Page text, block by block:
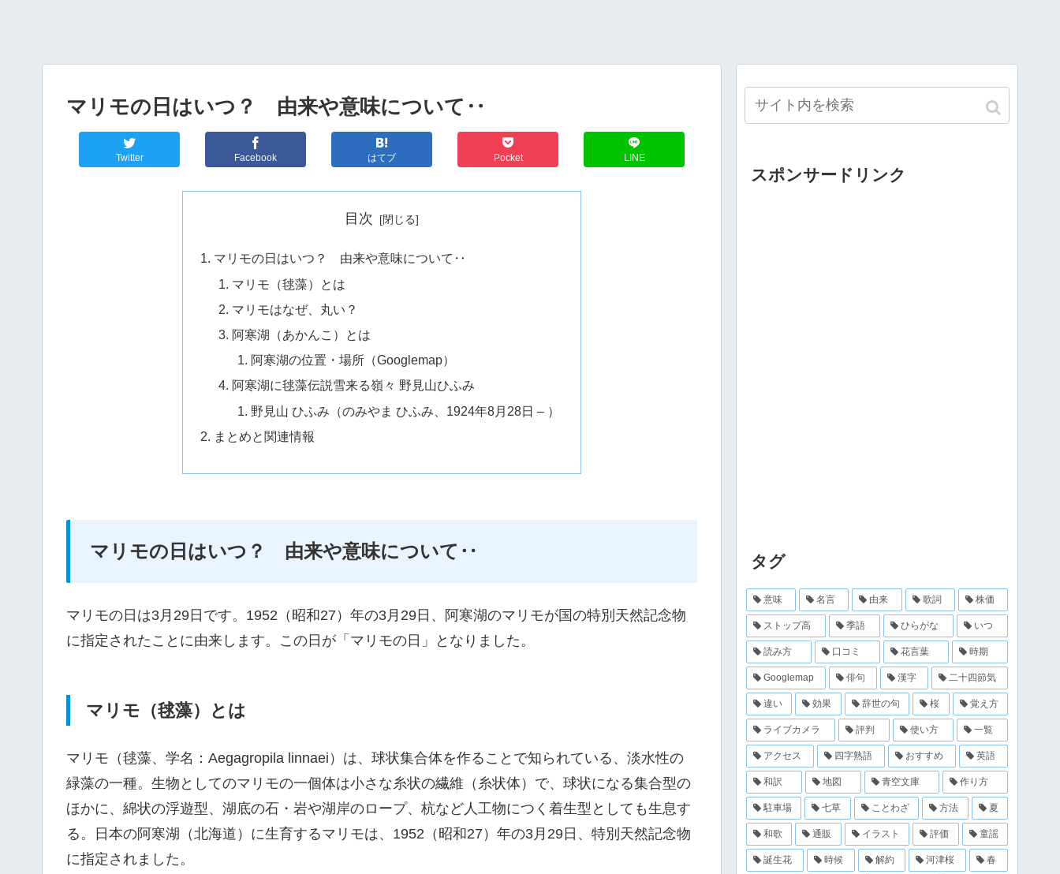
マリモの日はいつ？ 由来や意味について‥
Twitter Facebook はてブ Pocket LINE
目次
マリモの日はいつ？ 由来や意味について‥
マリモ（毬藻）とは
マリモはなぜ、丸い？
阿寒湖（あかんこ）とは
阿寒湖の位置・場所（Googlemap）
阿寒湖に毬藻伝説雪来る嶺々 野見山ひふみ
野見山 ひふみ（のみやま ひふみ、1924年8月28日 – ）
まとめと関連情報
マリモの日はいつ？ 由来や意味について‥
マリモの日は3月29日です。1952（昭和27）年の3月29日、阿寒湖のマリモが国の特別天然記念物
に指定されたことに由来します。この日が「マリモの日」となりました。
マリモ（毬藻）とは
マリモ（毬藻、学名：Aegagropila linnaei）は、球状集合体を作ることで知られている、淡水性の
緑藻の一種。生物としてのマリモの一個体は小さな糸状の繊維（糸状体）で、球状になる集合型の
ほかに、綿状の浮遊型、湖底の石・岩や湖岸のロープ、杭など人工物につく着生型としても生息す
る。日本の阿寒湖（北海道）に生育するマリモは、1952（昭和27）年の3月29日、特別天然記念物
に指定されました。
スポンサードリンク
タグ
意味 名言 由来 歌詞 株価
ストップ高 季語 ひらがな いつ
読み方 口コミ 花言葉 時期
Googlemap 俳句 漢字 二十四節気
違い 効果 辞世の句 桜 覚え方
ライブカメラ 評判 使い方 一覧
アクセス 四字熟語 おすすめ 英語
和訳 地図 青空文庫 作り方
駐車場 七草 ことわざ 方法 夏
和歌 通販 イラスト 評価 童謡
誕生花 時候 解約 河津桜 春